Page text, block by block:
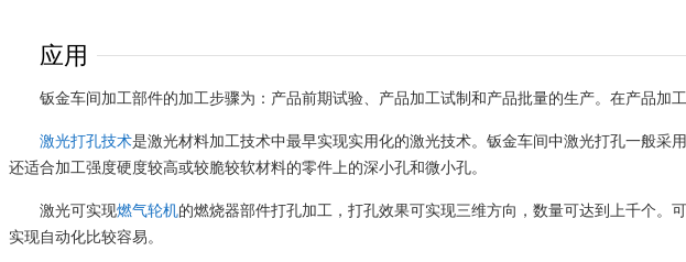
应用
钣金车间加工部件的加工步骤为：产品前期试验、产品加工试制和产品批量的生产。在产品加
激光打孔技术是激光材料加工技术中最早实现实用化的激光技术。钣金车间中激光打孔一般采
还适合加工强度硬度较高或较脆较软材料的零件上的深小孔和微小孔。
激光可实现燃气轮机的燃烧器部件打孔加工，打孔效果可实现三维方向，数量可达到上千个。
实现自动化比较容易。